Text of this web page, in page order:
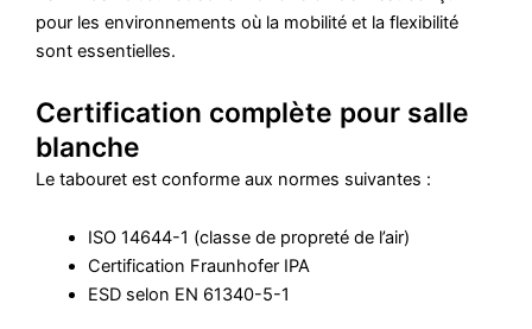
pour les environnements où la mobilité et la flexibilité
sont essentielles.
Certification complète pour salle
blanche
Le tabouret est conforme aux normes suivantes :
ISO 14644-1 (classe de propreté de l’air)
Certification Fraunhofer IPA
ESD selon EN 61340-5-1